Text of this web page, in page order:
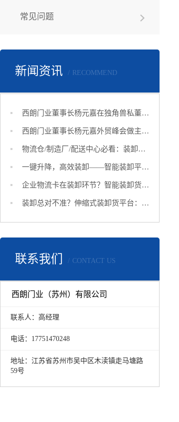
常见问题
新闻资讯 RECOMMEND
西朗门业董事长杨元嘉在独角兽私董会做跨境品牌出海分享
西朗门业董事长杨元嘉外贸峰会做主题分享 解锁品牌出海新路径
物流仓/制造厂/配送中心必看：装卸货平台如何成为您的效率加速器？
一键升降，高效装卸——智能装卸平台让物流快人一步
企业物流卡在装卸环节？智能装卸货平台：自动调节，省时省力省成本
装卸总对不准？伸缩式装卸货平台：一键伸缩，无缝对接所有车型
联系我们 CONTACT US
西朗门业（苏州）有限公司
联系人：高经理
电话：17751470248
地址：江苏省苏州市吴中区木渎镇走马塘路
59号